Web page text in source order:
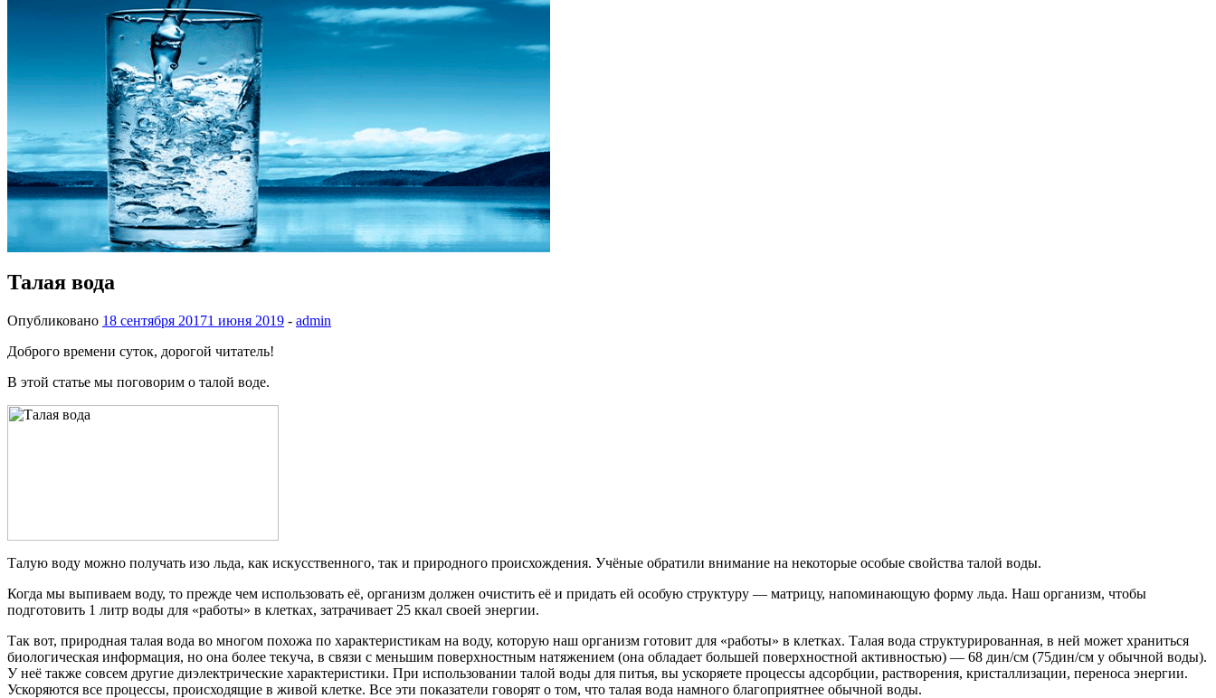
Талая вода
Опубликовано 18 сентября 20171 июня 2019 - admin
Доброго времени суток, дорогой читатель!
В этой статье мы поговорим о талой воде.
Талую воду можно получать изо льда, как искусственного, так и природного происхождения. Учёные обратили внимание на некоторые особые свойства талой воды.
Когда мы выпиваем воду, то прежде чем использовать её, организм должен очистить её и придать ей особую структуру — матрицу, напоминающую форму льда. Наш организм, чтобы
подготовить 1 литр воды для «работы» в клетках, затрачивает 25 ккал своей энергии.
Так вот, природная талая вода во многом похожа по характеристикам на воду, которую наш организм готовит для «работы» в клетках. Талая вода структурированная, в ней может храниться
биологическая информация, но она более текуча, в связи с меньшим поверхностным натяжением (она обладает большей поверхностной активностью) — 68 дин/см (75дин/см у обычной воды).
У неё также совсем другие диэлектрические характеристики. При использовании талой воды для питья, вы ускоряете процессы адсорбции, растворения, кристаллизации, переноса энергии.
Ускоряются все процессы, происходящие в живой клетке. Все эти показатели говорят о том, что талая вода намного благоприятнее обычной воды.